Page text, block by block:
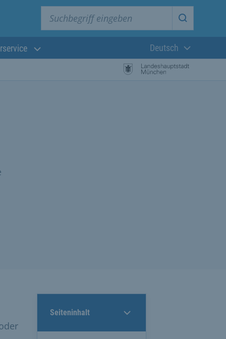
Suche
Aktuelle
Deutsch
Seiteninhalt